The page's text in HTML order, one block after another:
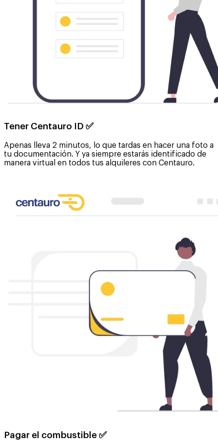
Tener Centauro ID ✅
Apenas lleva 2 minutos, lo que tardas en hacer una foto a
tu documentación. Y ya siempre estarás identificado de
manera virtual en todos tus alquileres con Centauro.
Pagar el combustible ✅